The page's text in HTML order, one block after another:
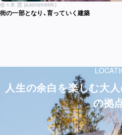
佐々木 慧 (axonometric)
街の一部となり、育っていく建築
人生の余白を楽しむ大
の拠